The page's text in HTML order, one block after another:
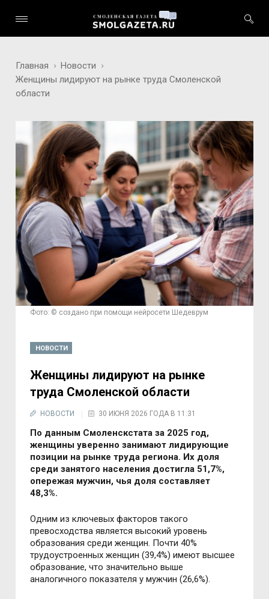
Главная
Новости
Женщины лидируют на рынке труда Смоленской
области
Фото: © создано при помощи нейросети Шедеврум
НОВОСТИ
Женщины лидируют на рынке
труда Смоленской области
НОВОСТИ 30 ИЮНЯ 2026 ГОДА В 11:31
По данным Смоленскстата за 2025 год,
женщины уверенно занимают лидирующие
позиции на рынке труда региона. Их доля
среди занятого населения достигла 51,7%,
опережая мужчин, чья доля составляет
48,3%.
Одним из ключевых факторов такого
превосходства является высокий уровень
образования среди женщин. Почти 40%
трудоустроенных женщин (39,4%) имеют высшее
образование, что значительно выше
аналогичного показателя у мужчин (26,6%).